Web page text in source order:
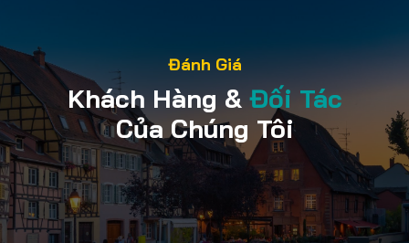
Đánh Giá
Khách Hàng & Đối Tác
Của Chúng Tôi